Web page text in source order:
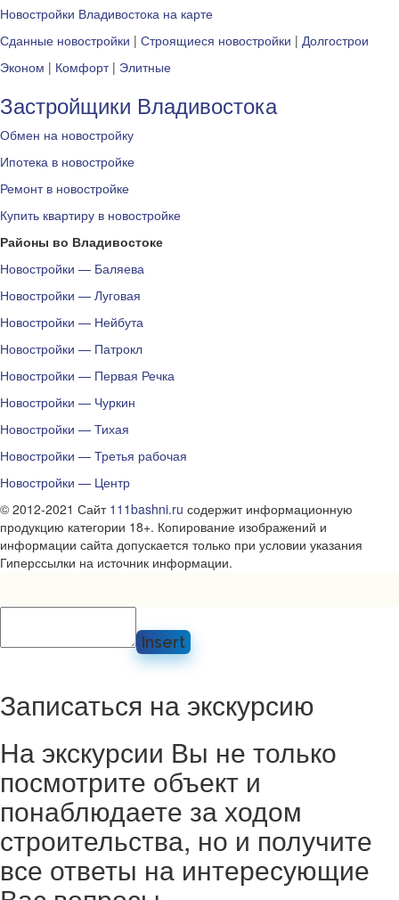
Новостройки Владивостока на карте
Сданные новостройки | Строящиеся новостройки | Долгострои
Эконом | Комфорт| Элитные
Застройщики Владивостока
Обмен на новостройку
Ипотека в новостройке
Ремонт в новостройке
Купить квартиру в новостройке
Районы во Владивостоке
Новостройки — Баляева
Новостройки — Луговая
Новостройки — Нейбута
Новостройки — Патрокл
Новостройки — Первая Речка
Новостройки — Чуркин
Новостройки — Тихая
Новостройки — Третья рабочая
Новостройки — Центр
© 2012-2021 Сайт 111bashni.ru содержит информационную
продукцию категории 18+. Копирование изображений и
информации сайта допускается только при условии указания
Гиперссылки на источник информации.
Insert
Записаться на экскурсию
На экскурсии Вы не только
посмотрите объект и
понаблюдаете за ходом
строительства, но и получите
все ответы на интересующие